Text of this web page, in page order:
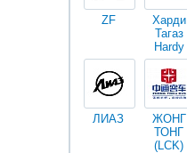
ZF
Харди
Тагаз
Hardy
ЛИАЗ
ЖОНГ
ТОНГ
(LCK)